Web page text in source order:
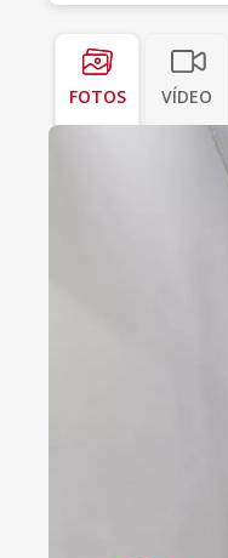
FOTOS VÍDEO